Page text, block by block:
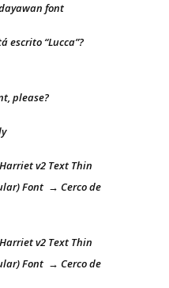
font
escrito “Lucca”?
please?
v2 Text Thin
Font → Cerco de
v2 Text Thin
Font → Cerco de